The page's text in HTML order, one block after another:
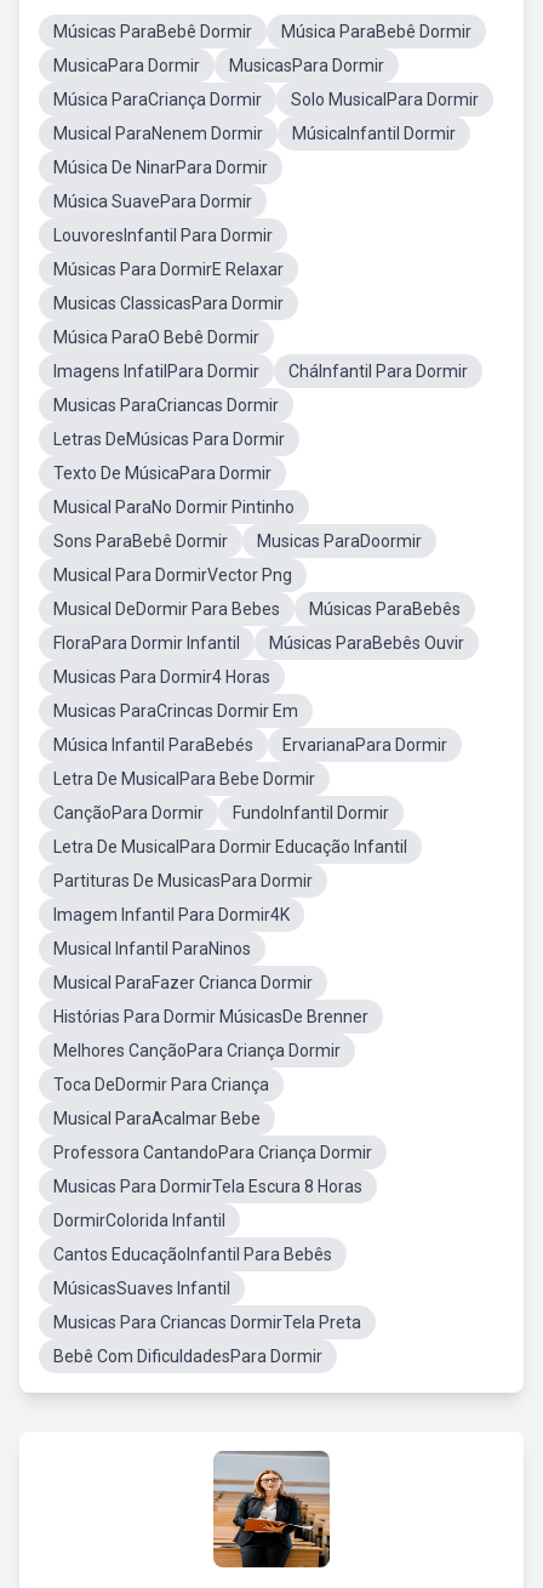
Músicas ParaBebê Dormir
Música ParaBebê Dormir
MusicaPara Dormir
MusicasPara Dormir
Música ParaCriança Dormir
Solo MusicalPara Dormir
Musical ParaNenem Dormir
MúsicaInfantil Dormir
Música De NinarPara Dormir
Música SuavePara Dormir
LouvoresInfantil Para Dormir
Músicas Para DormirE Relaxar
Musicas ClassicasPara Dormir
Música ParaO Bebê Dormir
Imagens InfatilPara Dormir
CháInfantil Para Dormir
Musicas ParaCriancas Dormir
Letras DeMúsicas Para Dormir
Texto De MúsicaPara Dormir
Musical ParaNo Dormir Pintinho
Sons ParaBebê Dormir
Musicas ParaDoormir
Musical Para DormirVector Png
Musical DeDormir Para Bebes
Músicas ParaBebês
FloraPara Dormir Infantil
Músicas ParaBebês Ouvir
Musicas Para Dormir4 Horas
Musicas ParaCrincas Dormir Em
Música Infantil ParaBebés
ErvarianaPara Dormir
Letra De MusicalPara Bebe Dormir
CançãoPara Dormir
FundoInfantil Dormir
Letra De MusicalPara Dormir Educação Infantil
Partituras De MusicasPara Dormir
Imagem Infantil Para Dormir4K
Musical Infantil ParaNinos
Musical ParaFazer Crianca Dormir
Histórias Para Dormir MúsicasDe Brenner
Melhores CançãoPara Criança Dormir
Toca DeDormir Para Criança
Musical ParaAcalmar Bebe
Professora CantandoPara Criança Dormir
Musicas Para DormirTela Escura 8 Horas
DormirColorida Infantil
Cantos EducaçãoInfantil Para Bebês
MúsicasSuaves Infantil
Musicas Para Criancas DormirTela Preta
Bebê Com DificuldadesPara Dormir